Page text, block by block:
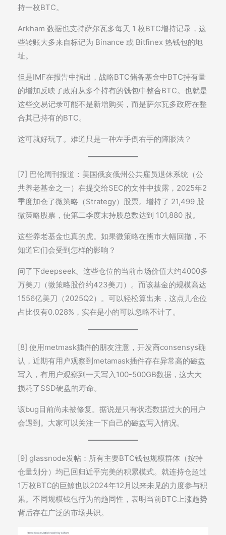
持一枚BTC。
Arkham 数据也支持萨尔瓦多每天 1 枚BTC增持记录，这
些转账大多来自标记为 Binance 或 Bitfinex 热钱包的地
址。
但是IMF在报告中指出，战略BTC储备基金中BTC持有量
的增加反映了政府从多个持有的钱包中整合BTC。也就是
这些交易记录可能不是新增购买，而是萨尔瓦多政府在整
合其已持有的BTC。
这可就好玩了。难道只是一种左手倒右手的障眼法？
[7] 巴伦周刊报道：美国俄亥俄州公共雇员退休系统（公
共养老基金之一）在提交给SEC的文件中披露，2025年2
季度加仓了微策略（Strategy）股票。增持了 21,499 股
微策略股票，使第二季度末持股总数达到 101,880 股。
这些养老基金也真的虎。如果微策略在熊市大幅回撤，不
知道它们会受到怎样的影响？
问了下deepseek。这些仓位的当前市场价值大约4000多
万美刀（微策略股价约423美刀）。而该基金的规模高达
1556亿美刀（2025Q2）。可以轻松算出来，这点儿仓位
占比仅有0.028%，实在是小的可以忽略不计了。
[8] 使用metmask插件的朋友注意，开发商consensys确
认，近期有用户观察到metamask插件存在异常高的磁盘
写入，有用户观察到一天写入100-500GB数据，这大大
损耗了SSD硬盘的寿命。
该bug目前尚未被修复。据说是只有状态数据过大的用户
会遇到。大家可以关注一下自己的磁盘写入情况。
[9] glassnode发帖：所有主要BTC钱包规模群体（按持
仓量划分）均已回归近乎完美的积累模式。就连持仓超过
1万枚BTC的巨鲸也以2024年12月以来未见的力度参与积
累。不同规模钱包行为的趋同性，表明当前BTC上涨趋势
背后存在广泛的市场共识。